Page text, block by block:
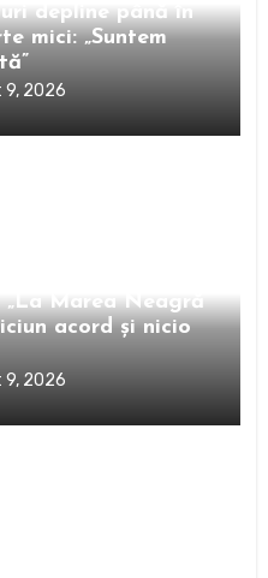
depline până în
mici: „Suntem
9, 2026
„La Marea Neagră
acord și nicio
9, 2026